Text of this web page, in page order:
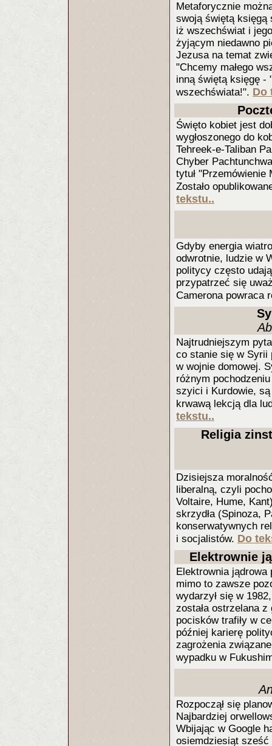
Metaforycznie
swoją świętą księgą
iż wszechświat i
żyjącym niedawno
Jezusa na temat
"Chcemy małego
inną świętą księgę -
wszechświata!". Do
Święto kobiet jest
wygłoszonego do
Tehreek-e-Taliban
Chyber
tytuł
Zostało
tekstu..
Gdyby energia
odwrotnie, ludzie w
politycy często
przypatrzeć się
Camerona powraca
Najtrudniejszym
co stanie się w Syrii
w wojnie domowej.
różnym
szyici i Kurdowie,
krwawą lekcją dla
tekstu..
Religia
Dzisiejsza
liberalną, czyli
Voltaire, Hume,
skrzydła (Spinoza,
konserwatywnych
i socjalistów. Do
Elektrownie
Elektrownia jądrowa
mimo to zawsze
wydarzył się w
została ostrzelana
pocisków trafiły w
później karierę
zagrożenia
wypadku w
Rozpoczął się
Najbardziej
Wbijając w Google
osiemdziesiąt